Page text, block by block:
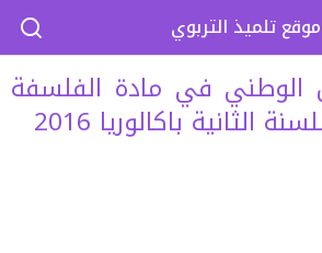
الوطني في مادة الفلسفة
الثانية باكالوريا 2016
موقع تلميذ التربوي